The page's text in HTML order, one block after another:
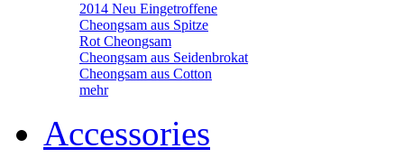
2014 Neu Eingetroffene
Cheongsam aus Spitze
Rot Cheongsam
Cheongsam aus Seidenbrokat
Cheongsam aus Cotton
mehr
Accessories